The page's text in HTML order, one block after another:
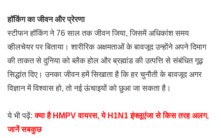
हॉकिंग का जीवन और प्रेरणा
स्टीफन हॉकिंग ने 76 साल तक जीवन जिया, जिसमें अधिकांश समय
व्हीलचेयर पर बिताया। शारीरिक अक्षमताओं के बावजूद उन्होंने अपने दिमाग
की ताकत से दुनिया को ब्लैक होल और ब्रह्मांड की उत्पत्ति से संबंधित गूढ़
सिद्धांत दिए। उनका जीवन हमें सिखाता है कि हर चुनौती के बावजूद अगर
विज्ञान में विश्वास हो, तो नई ऊंचाइयों को छुआ जा सकता है।
ये भी पढ़ें:क्या है HMPV वायरस, ये H1N1 इंफ्लूएंजा से किस तरह अलग,
जानें सबकुछ